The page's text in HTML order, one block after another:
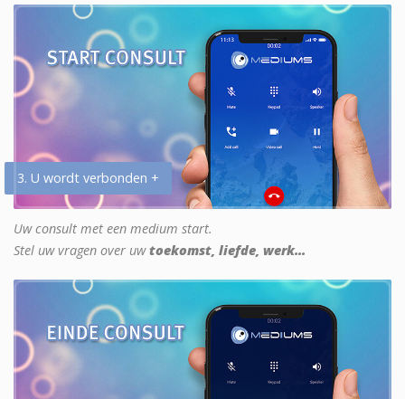
3. U wordt verbonden +
Uw consult met een medium start.
Stel uw vragen over uwtoekomst, liefde, werk...